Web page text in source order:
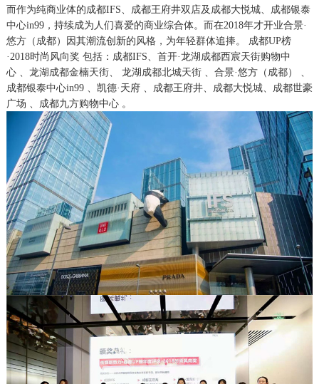
而作为纯商业体的成都IFS、成都王府井双店及成都大悦城、成都银泰
中心in99，持续成为人们喜爱的商业综合体。而在2018年才开业合景·
悠方（成都）因其潮流创新的风格，为年轻群体追捧。 成都UP榜
·2018时尚风向奖 包括： 成都IFS 首开·龙湖成都西宸天街购物中
心
龙湖成都金楠天街、 龙湖成都北城天街 合景·悠方（成都）
成都银泰中心in99 凯德·天府 成都王府井、 成都大悦城、 成都世豪
广场
成都九方购物中心 。